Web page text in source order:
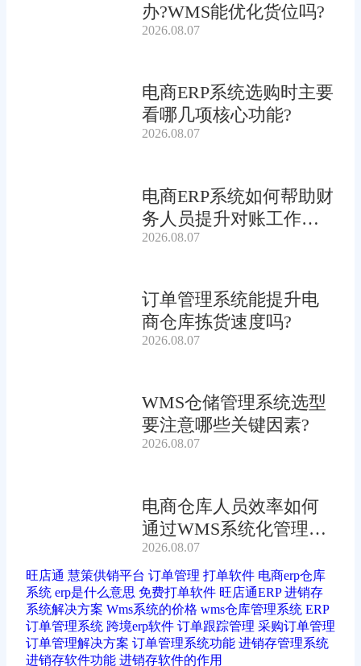
办?WMS能优化货位吗?
2026.08.07
电商ERP系统选购时主要
看哪几项核心功能?
2026.08.07
电商ERP系统如何帮助财
务人员提升对账工作效
率?
2026.08.07
订单管理系统能提升电
商仓库拣货速度吗?
2026.08.07
WMS仓储管理系统选型
要注意哪些关键因素?
2026.08.07
电商仓库人员效率如何
通过WMS系统化管理提
升?
2026.08.07
旺店通 慧策供销平台 订单管理 打单软件 电商erp仓库
系统 erp是什么意思 免费打单软件 旺店通ERP 进销存
系统解决方案 Wms系统的价格 wms仓库管理系统 ERP
订单管理系统 跨境erp软件 订单跟踪管理 采购订单管理
订单管理解决方案 订单管理系统功能 进销存管理系统
进销存软件功能 进销存软件的作用